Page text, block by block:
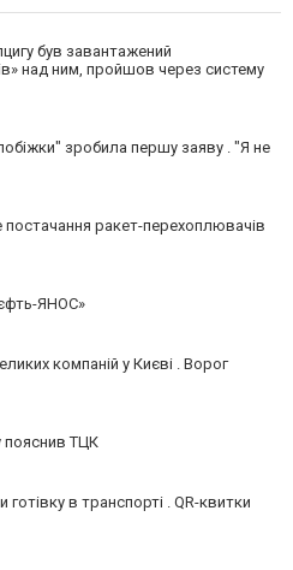
був завантажений
над ним, пройшов через систему
зробила першу заяву . "Я не
ракет-перехоплювачів
ЯНОС»
компаній у Києві . Ворог
пояснив ТЦК
в транспорті . QR-квитки